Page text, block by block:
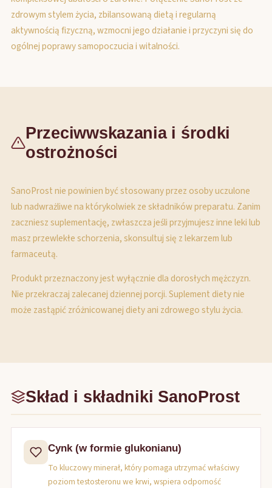
zdrowym stylem życia, zbilansowaną dietą i regularną
aktywnością fizyczną, wzmocni jego działanie i przyczyni się do
ogólnej poprawy samopoczucia i witalności.
Przeciwwskazania i środki
ostrożności
SanoProst nie powinien być stosowany przez osoby uczulone
lub nadwrażliwe na którykolwiek ze składników preparatu. Zanim
zaczniesz suplementację, zwłaszcza jeśli przyjmujesz inne leki lub
masz przewlekłe schorzenia, skonsultuj się z lekarzem lub
farmaceutą.
Produkt przeznaczony jest wyłącznie dla dorosłych mężczyzn.
Nie przekraczaj zalecanej dziennej porcji. Suplement diety nie
może zastąpić zróżnicowanej diety ani zdrowego stylu życia.
Skład i składniki SanoProst
Cynk (w formie glukonianu)
To kluczowy minerał, który pomaga utrzymać właściwy
poziom testosteronu we krwi, wspiera odporność